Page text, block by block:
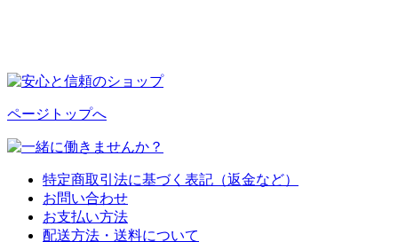
ページトップへ
特定商取引法に基づく表記（返金など）
お問い合わせ
お支払い方法
配送方法・送料について